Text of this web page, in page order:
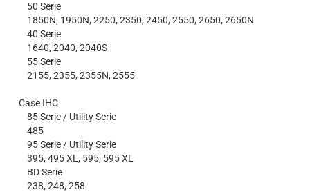
50 Serie
1850N, 1950N, 2250, 2350, 2450, 2550, 2650, 2650N
40 Serie
1640, 2040, 2040S
55 Serie
2155, 2355, 2355N, 2555
Case IHC
85 Serie / Utility Serie
485
95 Serie / Utility Serie
395, 495 XL, 595, 595 XL
BD Serie
238, 248, 258